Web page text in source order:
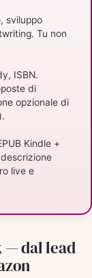
sviluppo
Tu non
ISBN.
di
opzionale di
Kindle +
live e
— dal lead